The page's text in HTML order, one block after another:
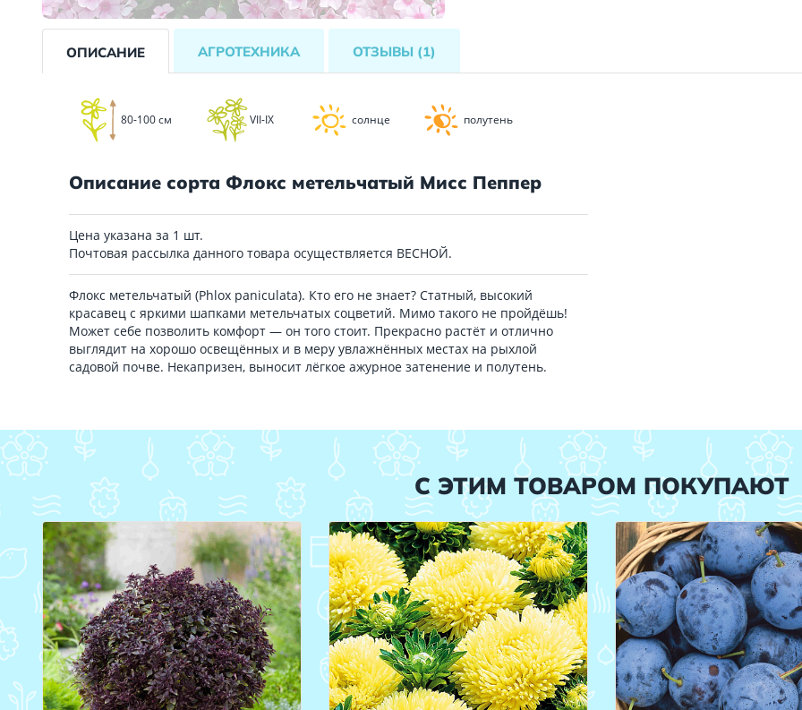
ОПИСАНИЕ АГРОТЕХНИКА ОТЗЫВЫ (1)
80-100 см VII-IX солнце полутень
Описание сорта Флокс метельчатый Мисс Пеппер
Цена указана за 1 шт.
Почтовая рассылка данного товара осуществляется ВЕСНОЙ.
Флокс метельчатый (Phlox paniculata). Кто его не знает? Статный, высокий
красавец с яркими шапками метельчатых соцветий. Мимо такого не пройдёшь!
Может себе позволить комфорт — он того стоит. Прекрасно растёт и отлично
выглядит на хорошо освещённых и в меру увлажнённых местах на рыхлой
садовой почве. Некапризен, выносит лёгкое ажурное затенение и полутень.
С ЭТИМ ТОВАРОМ ПОКУПАЮТ